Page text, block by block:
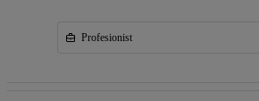
Profesionist